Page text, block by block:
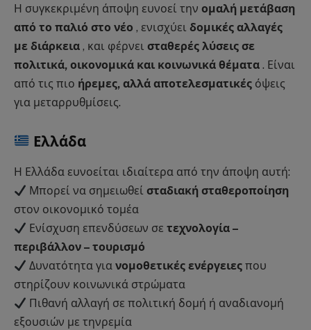
Η συγκεκριμένη άποψη ευνοεί την ομαλή μετάβαση
από το παλιό στο νέο , ενισχύει δομικές αλλαγές
με διάρκεια , και φέρνει σταθερές λύσεις σε
πολιτικά, οικονομικά και κοινωνικά θέματα . Είναι
από τις πιο ήρεμες, αλλά αποτελεσματικές όψεις
για μεταρρυθμίσεις.
Ελλάδα
Η Ελλάδα ευνοείται ιδιαίτερα από την άποψη αυτή:
Μπορεί να σημειωθείσταδιακή σταθεροποίηση
στον οικονομικό τομέα
Ενίσχυση επενδύσεων σετεχνολογία –
περιβάλλον – τουρισμό
Δυνατότητα γιανομοθετικές ενέργειες που
στηρίζουν κοινωνικά στρώματα
Πιθανή αλλαγή σε πολιτική δομή ή αναδιανομή
εξουσιών με τηνρεμία